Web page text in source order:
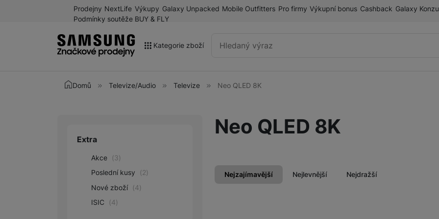
Prodejny NextLife Výkupy Galaxy Unpacked Mobile Outfitters Pro firmy Výkupní bonus Cashback Galaxy
Podmínky soutěže BUY & FLY
Vyhledávání
Kategorie zboží
Akce
Mobilní telefony
Chytré hodinky
Sluchátka
Mini LED
Domů Televize/Audio Televize Neo QLED 8K
Neo QLED 8K
Nejzajímavější Nejlevnější Nejdražší
Upřesnit parametry
Extra
Akce (3)
Poslední kusy
(2)
Nové zboží (4)
ISIC
(4)